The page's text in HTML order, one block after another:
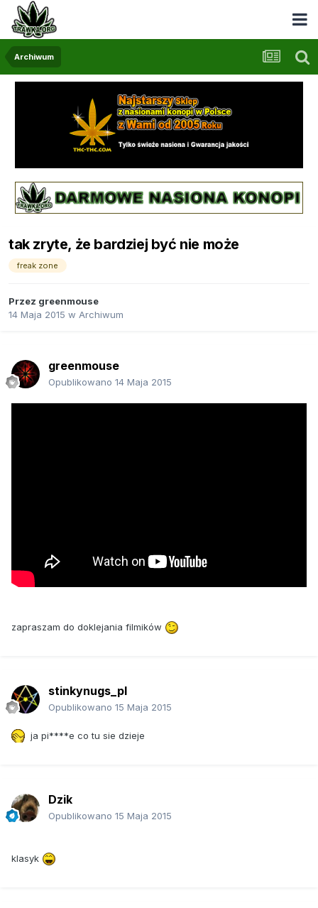
Archiwum
tak zryte, że bardziej być nie może
freak zone
Przez greenmouse
14 Maja 2015 w Archiwum
greenmouse
Opublikowano 14 Maja 2015
zapraszam do doklejania filmików
stinkynugs_pl
Opublikowano 15 Maja 2015
ja pi****e co tu sie dzieje
Dzik
Opublikowano 15 Maja 2015
klasyk